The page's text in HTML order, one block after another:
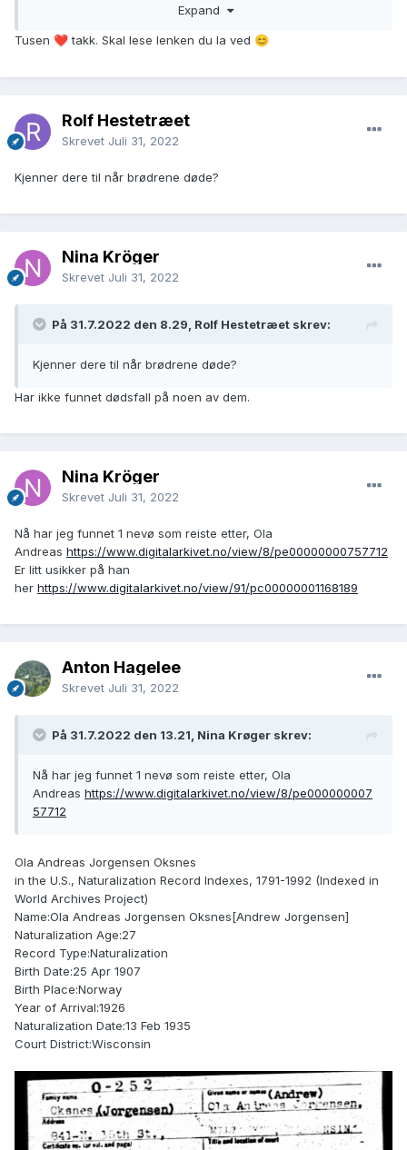
konstituerende jernbanene i sammenslåingen som dannet
Expand
Tusen ❤️ takk. Skal lese lenken du la ved 😊
Rolf Hestetræet
Skrevet Juli 31, 2022
Kjenner dere til når brødrene døde?
Nina Kröger
Skrevet Juli 31, 2022
På 31.7.2022 den 8.29, Rolf Hestetræet skrev:
Kjenner dere til når brødrene døde?
Har ikke funnet dødsfall på noen av dem.
Nina Kröger
Skrevet Juli 31, 2022
Nå har jeg funnet 1 nevø som reiste etter, Ola
Andreas https://www.digitalarkivet.no/view/8/pe00000000757712
Er litt usikker på han
her https://www.digitalarkivet.no/view/91/pc00000001168189
Anton Hagelee
Skrevet Juli 31, 2022
På 31.7.2022 den 13.21, Nina Krøger skrev:
Nå har jeg funnet 1 nevø som reiste etter, Ola
Andreas https://www.digitalarkivet.no/view/8/pe000000007
57712
Ola Andreas Jorgensen Oksnes
in the U.S., Naturalization Record Indexes, 1791-1992 (Indexed in
World Archives Project)
Name:Ola Andreas Jorgensen Oksnes[Andrew Jorgensen]
Naturalization Age:27
Record Type:Naturalization
Birth Date:25 Apr 1907
Birth Place:Norway
Year of Arrival:1926
Naturalization Date:13 Feb 1935
Court District:Wisconsin